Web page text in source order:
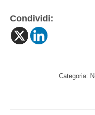
Condividi:
Categoria: